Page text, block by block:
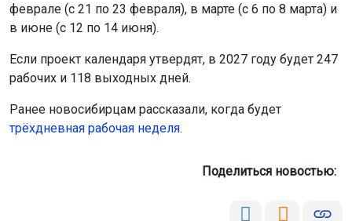
феврале (с 21 по 23 февраля), в марте (с 6 по 8 марта) и
в июне (с 12 по 14 июня).
Если проект календаря утвердят, в 2027 году будет 247
рабочих и 118 выходных дней.
Ранее новосибирцам рассказали, когда будет
трёхдневная рабочая неделя.
Поделиться новостью: